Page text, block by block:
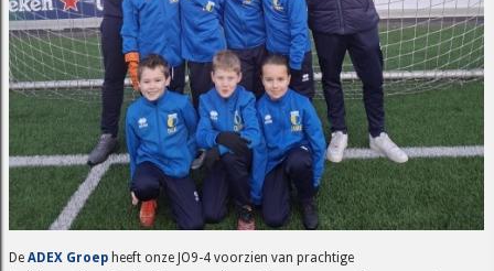
De ADEX Groep heeft onze JO9-4 voorzien van prachtige